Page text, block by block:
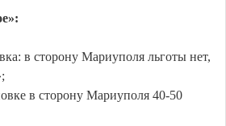
в сторону Мариуполя льготы нет,
в сторону Мариуполя 40-50